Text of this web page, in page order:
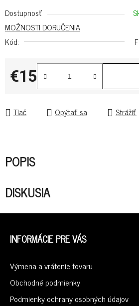
Dostupnosť
MOŽNOSTI DORUČENIA
Kód:
€15
Jednotková cena:
Tlač Opýtať sa Strážiť
POPIS
DISKUSIA
Z
INFORMÁCIE PRE VÁS
Výmena a vrátenie tovaru
Obchodné podmienky
Podmienky ochrany osobných údajov